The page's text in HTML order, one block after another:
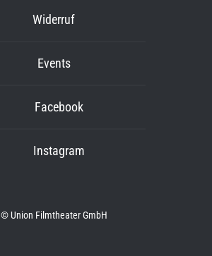
Widerruf
Events
Facebook
Instagram
© Union Filmtheater GmbH